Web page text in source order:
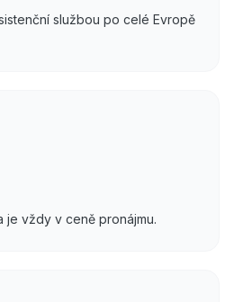
službou po celé Evropě
je vždy v ceně pronájmu.